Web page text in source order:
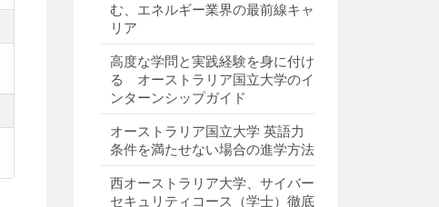
む、エネルギー業界の最前線キャ
リア
高度な学問と実践経験を身に付け
る オーストラリア国立大学のイ
ンターンシップガイド
オーストラリア国立大学 英語力
条件を満たせない場合の進学方法
西オーストラリア大学、サイバー
セキュリティコース（学士）徹底